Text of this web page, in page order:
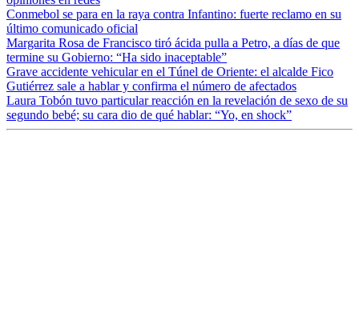
Conmebol se para en la raya contra Infantino: fuerte reclamo en su
último comunicado oficial
Margarita Rosa de Francisco tiró ácida pulla a Petro, a días de que
termine su Gobierno: “Ha sido inaceptable”
Grave accidente vehicular en el Túnel de Oriente: el alcalde Fico
Gutiérrez sale a hablar y confirma el número de afectados
Laura Tobón tuvo particular reacción en la revelación de sexo de su
segundo bebé; su cara dio de qué hablar: “Yo, en shock”